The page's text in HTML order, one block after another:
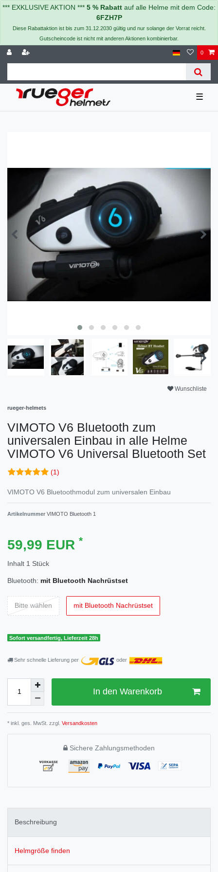
*** EXKLUSIVE AKTION *** 5 % Rabatt auf alle Helme mit dem Code:
6FZH7P
Diese Rabattaktion ist bis zum 31.12.2030 gültig und nur solange der Vorrat reicht.
Gutscheincode ist nicht mit anderen Aktionen kombinierbar.
0
☰
Wunschliste
rueger-helmets
VIMOTO V6 Bluetooth zum
universalen Einbau in alle Helme
VIMOTO V6 Universal Bluetooth Set
(1)
VIMOTO V6 Bluetoothmodul zum universalen Einbau
Artikelnummer VIMOTO Bluetooth 1
59,99 EUR *
Inhalt 1 Stück
Bluetooth: mit Bluetooth Nachrüstset
Bitte wählen mit Bluetooth Nachrüstset
Sofort versandfertig, Lieferzeit 28h
Sehr schnelle Lieferung per oder
In den Warenkorb
* inkl. ges. MwSt. zzgl. Versandkosten
Sichere Zahlungsmethoden
Beschreibung
Helmgröße finden